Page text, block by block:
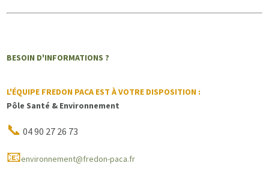
BESOIN D'INFORMATIONS ?
L'ÉQUIPE FREDON PACA EST À VOTRE DISPOSITION :
Pôle Santé & Environnement
📞 04 90 27 26 73
📧environnement@fredon-paca.fr